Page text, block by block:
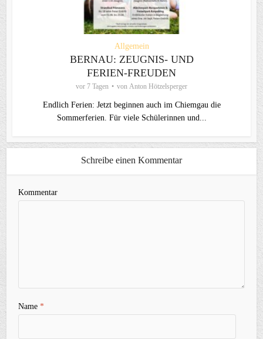
Allgemein
BERNAU: ZEUGNIS- UND
FERIEN-FREUDEN
vor 7 Tagen von Anton Hötzelsperger
Endlich Ferien: Jetzt beginnen auch im Chiemgau die
Sommerferien. Für viele Schülerinnen und...
Schreibe einen Kommentar
Kommentar
Name*